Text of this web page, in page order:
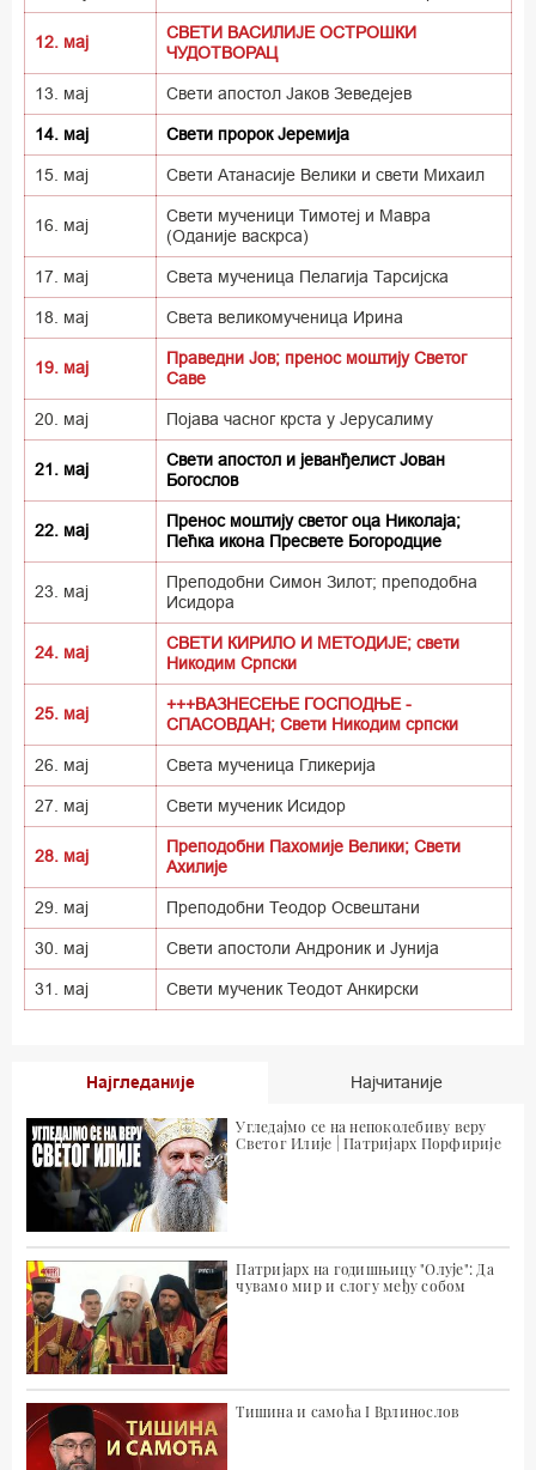
12. мај
СВЕТИ ВАСИЛИЈЕ ОСТРОШКИ
ЧУДОТВОРАЦ
13. мај Свети апостол Јаков Зеведејев
14. мај Свети пророк Јеремија
15. мај Свети Атанасије Велики и свети Михаил
16. мај
Свети мученици Тимотеј и Мавра
(Оданије васкрса)
17. мај Света мученица Пелагија Тарсијска
18. мај Света великомученица Ирина
19. мај
Праведни Јов; пренос моштију Светог
Саве
20. мај Појава часног крста у Јерусалиму
21. мај
Свети апостол и јеванђелист Јован
Богослов
22. мај
Пренос моштију светог оца Николаја;
Пећка икона Пресвете Богородцие
23. мај
Преподобни Симон Зилот; преподобна
Исидора
24. мај
СВЕТИ КИРИЛО И МЕТОДИЈЕ; свети
Никодим Српски
25. мај
+++ВАЗНЕСЕЊЕ ГОСПОДЊЕ -
СПАСОВДАН; Свети Никодим српски
26. мај Света мученица Гликерија
27. мај Свети мученик Исидор
28. мај
Преподобни Пахомије Велики; Свети
Ахилије
29. мај Преподобни Теодор Освештани
30. мај Свети апостоли Андроник и Јунија
31. мај Свети мученик Теодот Анкирски
Најгледаније Најчитаније
Угледајмо се на непоколебиву веру
Светог Илије | Патријарх Порфирије
Патријарх на годишњицу "Олује": Да
чувамо мир и слогу међу собом
Тишина и самоћа I Врлинослов